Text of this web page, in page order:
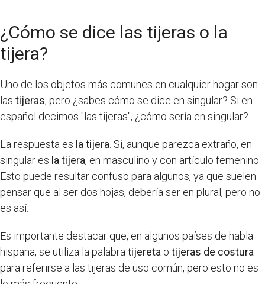
¿Cómo se dice las tijeras o la
tijera?
Uno de los objetos más comunes en cualquier hogar son
las tijeras, pero ¿sabes cómo se dice en singular? Si en
español decimos "las tijeras", ¿cómo sería en singular?
La respuesta es la tijera . Sí, aunque parezca extraño, en
singular es la tijera, en masculino y con artículo femenino.
Esto puede resultar confuso para algunos, ya que suelen
pensar que al ser dos hojas, debería ser en plural, pero no
es así.
Es importante destacar que, en algunos países de habla
hispana, se utiliza la palabra tijereta o tijeras de costura
para referirse a las tijeras de uso común, pero esto no es